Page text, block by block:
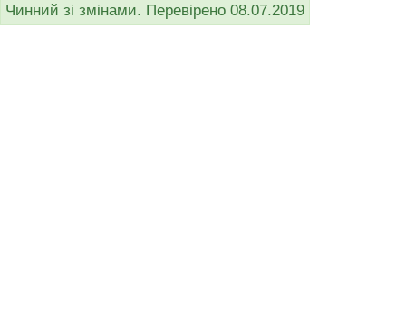
Чинний зі змінами. Перевірено 08.07.2019